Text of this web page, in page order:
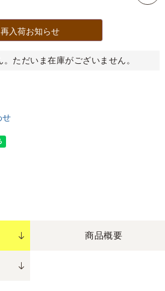
再入荷お知らせ
ただいま在庫がございません。
せ
商品概要